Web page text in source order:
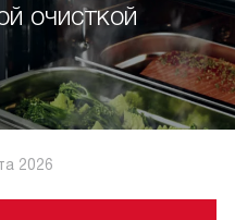
очисткой
2026